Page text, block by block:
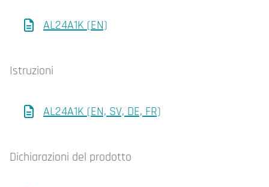
AL24A1K (EN)
Istruzioni
AL24A1K (EN, SV, DE, FR)
Dichiarazioni del prodotto